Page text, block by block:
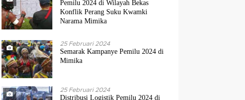
Pemilu 2024 di Wilayah Bekas
Konflik Perang Suku Kwamki
Narama Mimika
25 Februari 2024
Semarak Kampanye Pemilu 2024 di
Mimika
25 Februari 2024
Distribusi Logistik Pemilu 2024 di